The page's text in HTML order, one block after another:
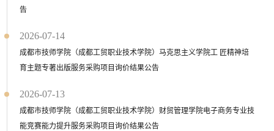
告
2026-07-14
成都市技师学院（成都工贸职业技术学院）马克思主义学院工 匠精神培
育主题专著出版服务采购项目询价结果公告
2026-07-13
成都市技师学院（成都工贸职业技术学院）财贸管理学院电子商务专业技
能竞赛能力提升服务采购项目询价结果公告